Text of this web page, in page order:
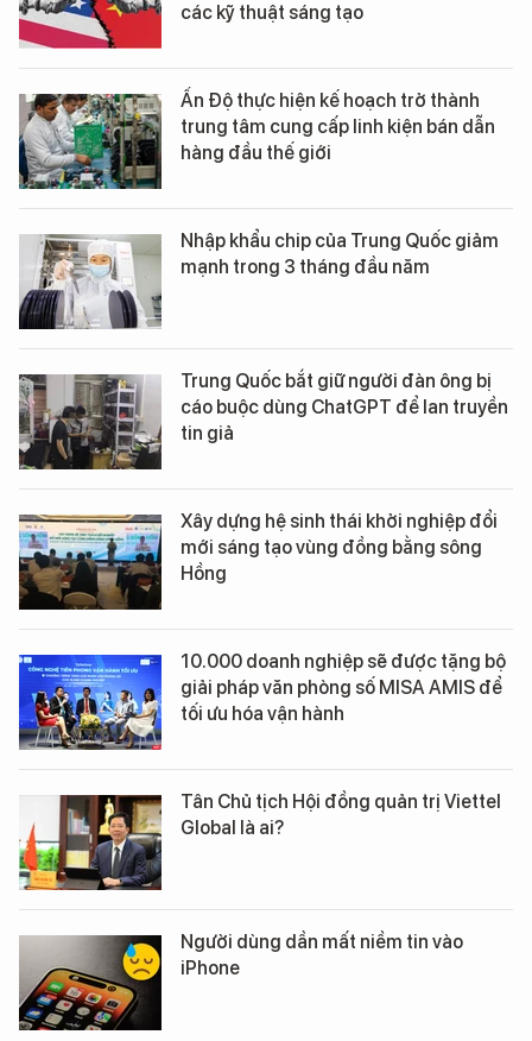
các kỹ thuật sáng tạo
Ấn Độ thực hiện kế hoạch trở thành
trung tâm cung cấp linh kiện bán dẫn
hàng đầu thế giới
Nhập khẩu chip của Trung Quốc giảm
mạnh trong 3 tháng đầu năm
Trung Quốc bắt giữ người đàn ông bị
cáo buộc dùng ChatGPT để lan truyền
tin giả
Xây dựng hệ sinh thái khởi nghiệp đổi
mới sáng tạo vùng đồng bằng sông
Hồng
10.000 doanh nghiệp sẽ được tặng bộ
giải pháp văn phòng số MISA AMIS để
tối ưu hóa vận hành
Tân Chủ tịch Hội đồng quản trị Viettel
Global là ai?
Người dùng dần mất niềm tin vào
iPhone